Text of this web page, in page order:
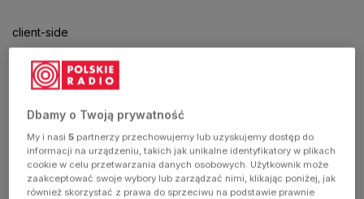
client-side
exception
has
occurred
(see the
Dbamy o Twoją prywatność
My i nasi5 partnerzy przechowujemy lub uzyskujemy dostęp do
informacji na urządzeniu, takich jak unikalne identyfikatory w plikach
cookie w celu przetwarzania danych osobowych. Użytkownik może
zaakceptować swoje wybory lub zarządzać nimi, klikając poniżej, jak
również skorzystać z prawa do sprzeciwu na podstawie prawnie